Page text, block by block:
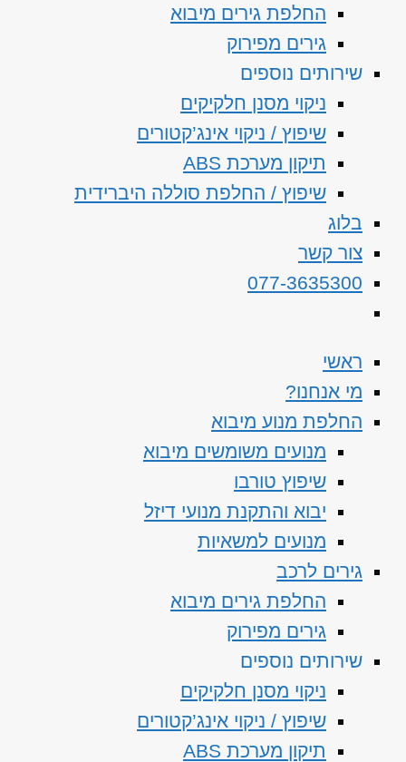
החלפת גירים מיבוא
גירים מפירוק
שירותים נוספים
ניקוי מסנן חלקיקים
שיפוץ / ניקוי אינג’קטורים
תיקון מערכת ABS
שיפוץ / החלפת סוללה היברידית
בלוג
צור קשר
077-3635300
ראשי
מי אנחנו?
החלפת מנוע מיבוא
מנועים משומשים מיבוא
שיפוץ טורבו
יבוא והתקנת מנועי דיזל
מנועים למשאיות
גירים לרכב
החלפת גירים מיבוא
גירים מפירוק
שירותים נוספים
ניקוי מסנן חלקיקים
שיפוץ / ניקוי אינג’קטורים
תיקון מערכת ABS